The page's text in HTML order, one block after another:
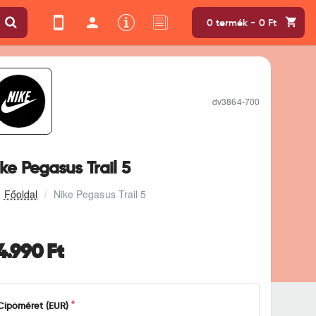
0 termék - 0 Ft
Nike Pegasus Trail 5
Pegasus Trail 5
dv3864-700
Ft
(EUR)